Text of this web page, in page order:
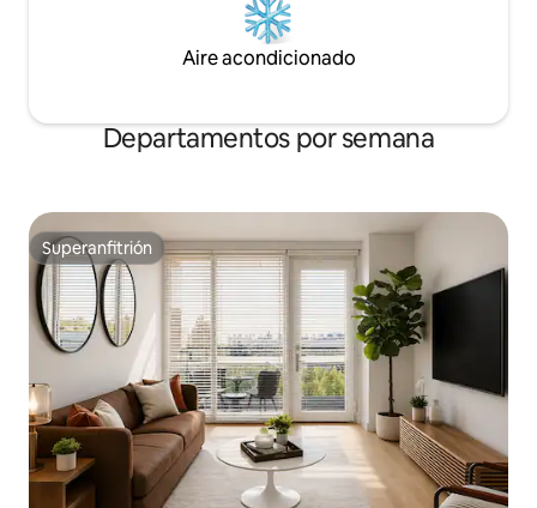
Aire acondicionado
Departamentos por semana
Superanfitrión
Superanfitrión